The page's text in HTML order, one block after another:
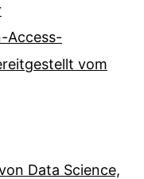
Access-
vom
Data Science,